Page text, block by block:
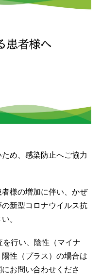
め、感染防止へご協力
様の増加に伴い、かぜ
新型コロナウイルス抗
。
行い、陰性（マイナ
性（プラス）の場合は
お問い合わせくださ